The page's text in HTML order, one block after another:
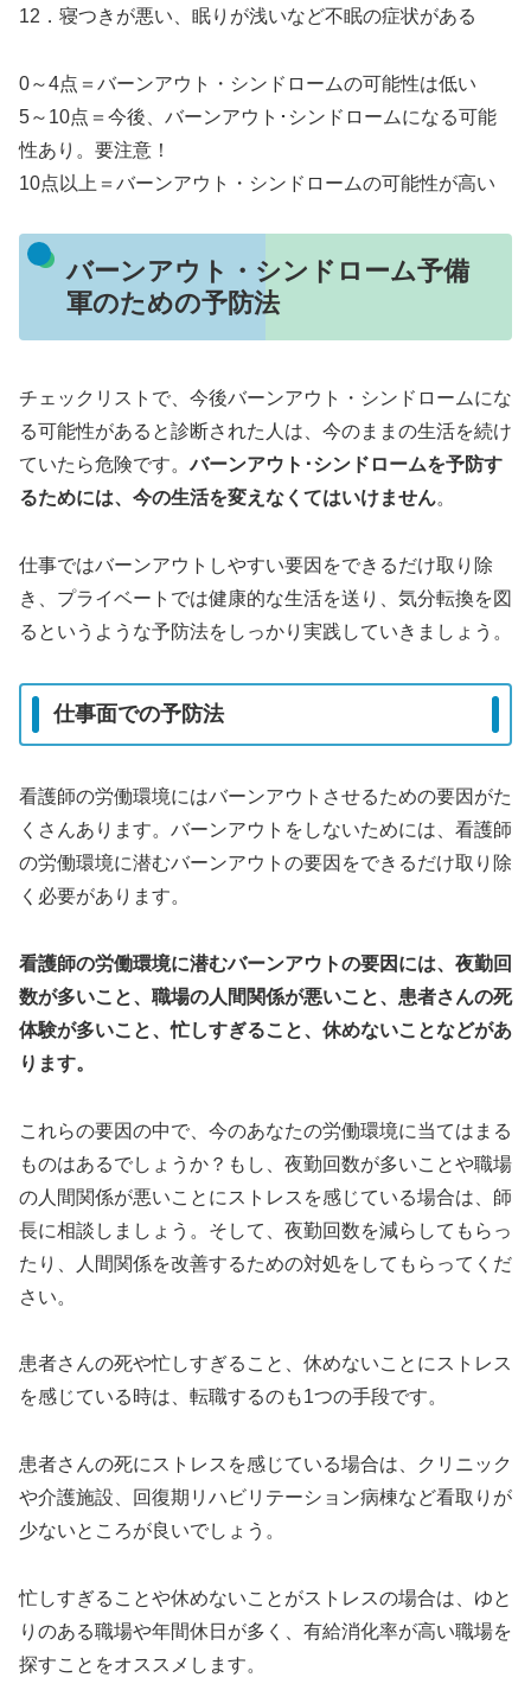
12．寝つきが悪い、眠りが浅いなど不眠の症状がある
0～4点＝バーンアウト・シンドロームの可能性は低い
5～10点＝今後、バーンアウト･シンドロームになる可能
性あり。要注意！
10点以上＝バーンアウト・シンドロームの可能性が高い
バーンアウト・シンドローム予備
軍のための予防法
チェックリストで、今後バーンアウト・シンドロームにな
る可能性があると診断された人は、今のままの生活を続け
ていたら危険です。バーンアウト･シンドロームを予防す
るためには、今の生活を変えなくてはいけません。
仕事ではバーンアウトしやすい要因をできるだけ取り除
き、プライベートでは健康的な生活を送り、気分転換を図
るというような予防法をしっかり実践していきましょう。
仕事面での予防法
看護師の労働環境にはバーンアウトさせるための要因がた
くさんあります。バーンアウトをしないためには、看護師
の労働環境に潜むバーンアウトの要因をできるだけ取り除
く必要があります。
看護師の労働環境に潜むバーンアウトの要因には、夜勤回
数が多いこと、職場の人間関係が悪いこと、患者さんの死
体験が多いこと、忙しすぎること、休めないことなどがあ
ります。
これらの要因の中で、今のあなたの労働環境に当てはまる
ものはあるでしょうか？もし、夜勤回数が多いことや職場
の人間関係が悪いことにストレスを感じている場合は、師
長に相談しましょう。そして、夜勤回数を減らしてもらっ
たり、人間関係を改善するための対処をしてもらってくだ
さい。
患者さんの死や忙しすぎること、休めないことにストレス
を感じている時は、転職するのも1つの手段です。
患者さんの死にストレスを感じている場合は、クリニック
や介護施設、回復期リハビリテーション病棟など看取りが
少ないところが良いでしょう。
忙しすぎることや休めないことがストレスの場合は、ゆと
りのある職場や年間休日が多く、有給消化率が高い職場を
探すことをオススメします。